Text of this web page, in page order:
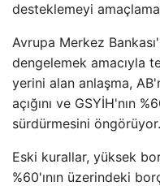
desteklemeyi
Avrupa Merkez
dengelemek amacıyla
yerini alan anlaşma,
açığını ve GSYİH'nın
sürdürmesini öngörüyor.
Eski kurallar, yüksek
%60'ının üzerindeki